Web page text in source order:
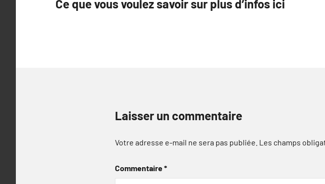
de
Ce que vous voulez savoir sur plus d’infos ici
Laisser un commentaire
Votre adresse e-mail ne sera pas publiée. Les champs
Commentaire*